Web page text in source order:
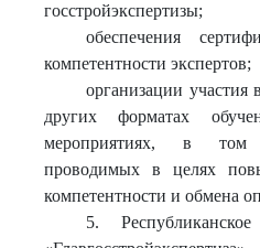
госстройэкспертизы;
обеспечения
компетентности экспертов;
организации участия
других форматах
мероприятиях, в том
проводимых в целях
компетентности и обмена
5.